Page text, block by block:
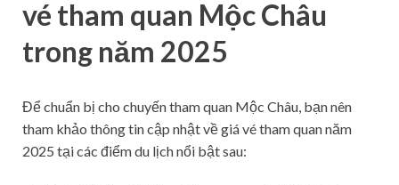
vé tham quan Mộc Châu
trong năm 2025
Để chuẩn bị cho chuyến tham quan Mộc Châu, bạn nên
tham khảo thông tin cập nhật về giá vé tham quan năm
2025 tại các điểm du lịch nổi bật sau: